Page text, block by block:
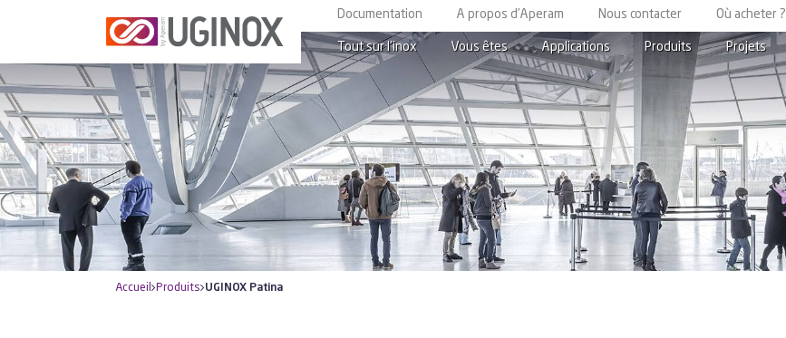
Documentation A propos d’Aperam Nous contacter Où acheter ?
Tout sur l’inox Vous êtes Applications Produits Projets
Accueil Produits UGINOX Patina